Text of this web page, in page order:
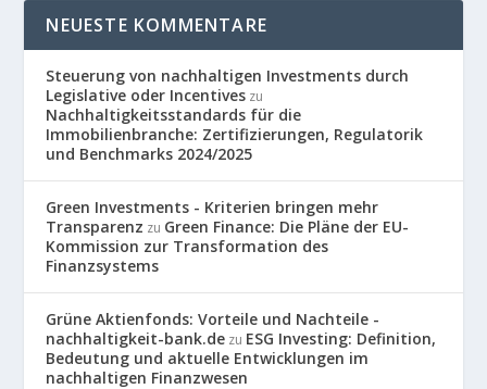
NEUESTE KOMMENTARE
Steuerung von nachhaltigen Investments durch
Legislative oder Incentives zu
Nachhaltigkeitsstandards für die
Immobilienbranche: Zertifizierungen, Regulatorik
und Benchmarks 2024/2025
Green Investments - Kriterien bringen mehr
Transparenz zu Green Finance: Die Pläne der EU-
Kommission zur Transformation des
Finanzsystems
Grüne Aktienfonds: Vorteile und Nachteile -
nachhaltigkeit-bank.de zu ESG Investing: Definition,
Bedeutung und aktuelle Entwicklungen im
nachhaltigen Finanzwesen